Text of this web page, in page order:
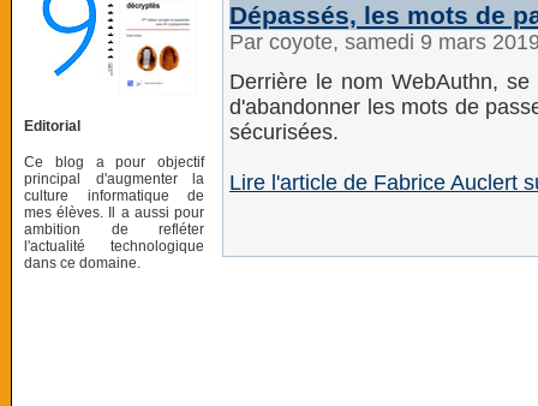
Editorial
Ce blog a pour objectif
principal d'augmenter la
culture informatique de
mes élèves. Il a aussi pour
ambition de refléter
l'actualité technologique
dans ce domaine.
Dépassés, les mots de
Par coyote, samedi 9 mars
Derrière le nom WebAuthn,
d'abandonner les mots de
sécurisées.
Lire l'article de Fabrice Auclert